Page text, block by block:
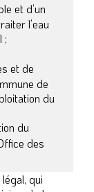
et d’un
l’eau
;
et de
de
du
du
des
qui